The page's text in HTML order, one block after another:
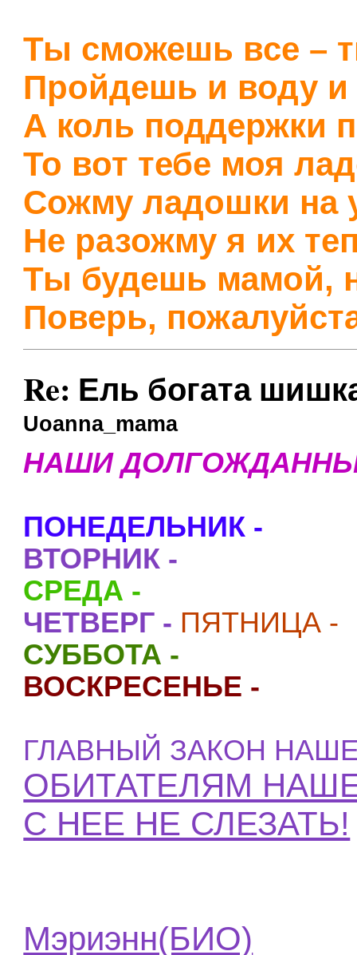
Ты сможешь все –
Пройдешь и воду и
А коль поддержки
То вот тебе моя
Сожму ладошки на
Не разожму я их
Ты будешь мамой,
Поверь,
Re: Ель богата
Uoanna_mama
НАШИ
ПОНЕДЕЛЬНИК -
ВТОРНИК -
СРЕДА -
ЧЕТВЕРГ - ПЯТНИЦА -
СУББОТА -
ВОСКРЕСЕНЬЕ -
ГЛАВНЫЙ ЗАКОН
ОБИТАТЕЛЯМ
С НЕЕ НЕ СЛЕЗАТЬ!
Мэриэнн(БИО)